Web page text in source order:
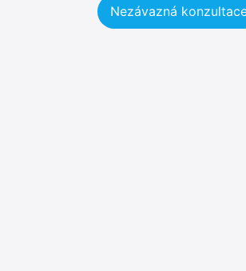
Nezávazná